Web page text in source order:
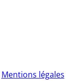
Mentions légales